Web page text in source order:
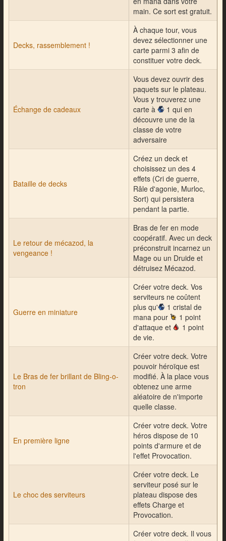
main. Ce sort est gratuit.
Decks, rassemblement !
À chaque tour, vous
devez sélectionner une
carte parmi 3 afin de
constituer votre deck.
Échange de cadeaux
Vous devez ouvrir des
paquets sur le plateau.
Vous y trouverez une
carte à
1 qui en
découvre une de la
classe de votre
adversaire
Bataille de decks
Créez un deck et
choisissez un des 4
effets (Cri de guerre,
Râle d'agonie, Murloc,
Sort) qui persistera
pendant la partie.
Le retour de mécazod, la
vengeance !
Bras de fer en mode
coopératif. Avec un deck
préconstruit incarnez un
Mage ou un Druide et
détruisez Mécazod.
Guerre en miniature
Créer votre deck. Vos
serviteurs ne coûtent
plus qu'
1 cristal de
mana pour
1 point
d'attaque et
1 point
de vie.
Le Bras de fer brillant de Bling-o-
tron
Créer votre deck. Votre
pouvoir héroïque est
modifié. À la place vous
obtenez une arme
aléatoire de n'importe
quelle classe.
En première ligne
Créer votre deck. Votre
héros dispose de 10
points d'armure et de
l'effet Provocation.
Le choc des serviteurs
Créer votre deck. Le
serviteur posé sur le
plateau dispose des
effets Charge et
Provocation.
Créer votre deck. Il vous